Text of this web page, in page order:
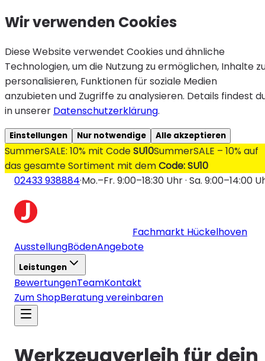
Wir verwenden Cookies
Diese Website verwendet Cookies und ähnliche
Technologien, um die Nutzung zu ermöglichen, Inhalte
personalisieren, Funktionen für soziale Medien
anzubieten und Zugriffe zu analysieren. Details findest
in unserer Datenschutzerklärung.
Einstellungen Nur notwendige Alle akzeptieren
SummerSALE: 10% mit CodeSU10SummerSALE – 10% auf
das gesamte Sortiment mit demCode: SU10
02433 938884·Mo.–Fr. 9:00–18:30 Uhr · Sa. 9:00–14:00
Fachmarkt Hückelhoven
AusstellungBödenAngebote
Leistungen
BewertungenTeamKontakt
Zum ShopBeratung vereinbaren
Werkzeugverleih für dein